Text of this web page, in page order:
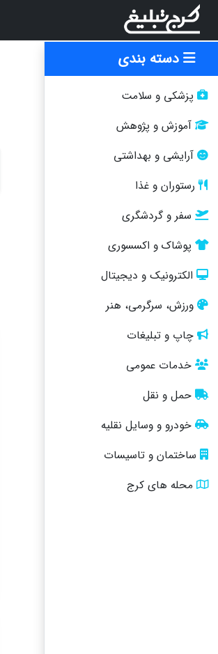
دسته بندی
پزشکی و سلامت
آموزش و پژوهش
آرایشی و بهداشتی
رستوران و غذا
سفر و گردشگری
پوشاک و اکسسوری
الکترونیک و دیجیتال
ورزش، سرگرمی، هنر
چاپ و تبلیغات
خدمات عمومی
حمل و نقل
خودرو و وسایل نقلیه
ساختمان و تاسیسات
محله های کرج